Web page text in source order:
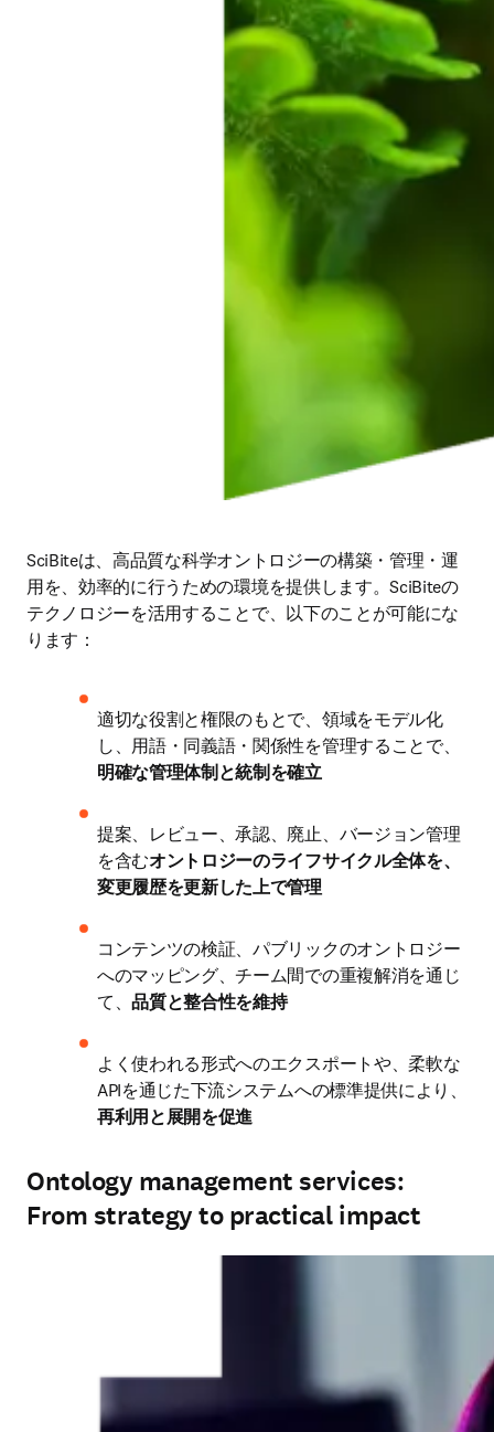
SciBiteは、高品質な科学オントロジーの構築・管理・運
用を、効率的に行うための環境を提供します。SciBiteの
テクノロジーを活用することで、以下のことが可能にな
ります：
適切な役割と権限のもとで、領域をモデル化
し、用語・同義語・関係性を管理することで、
明確な管理体制と統制を確立
提案、レビュー、承認、廃止、バージョン管理
を含むオントロジーのライフサイクル全体を、
変更履歴を更新した上で管理
コンテンツの検証、パブリックのオントロジー
へのマッピング、チーム間での重複解消を通じ
て、品質と整合性を維持
よく使われる形式へのエクスポートや、柔軟な
APIを通じた下流システムへの標準提供により、
再利用と展開を促進
Ontology management services:
From strategy to practical impact